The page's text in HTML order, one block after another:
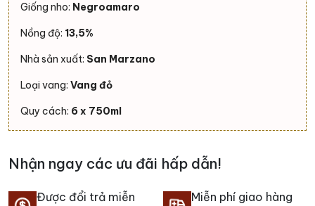
Giống nho: Negroamaro
Nồng độ: 13,5%
Nhà sản xuất: San Marzano
Loại vang: Vang đỏ
Quy cách: 6 x 750ml
Nhận ngay các ưu đãi hấp dẫn!
Được đổi trả miễn
Miễn phí giao hàng